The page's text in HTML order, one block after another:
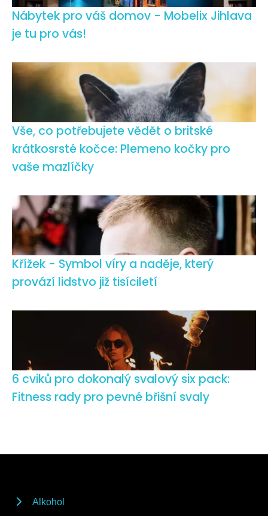
Nábytek pro váš domov - Mobelix Jihlava
je tu pro vás!
Vše, co potřebujete vědět o britské
krátkosrsté kočce: Plemeno kočky pro
vaše mazlíčky
Křížek - Symbol víry a naděje, který
provází lidstvo již tisíciletí
6 cviků pro dokonalý svalový six pack:
Fitness rady pro pevné břišní svaly
Alkohol